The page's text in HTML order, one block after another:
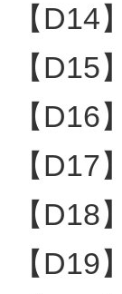
【
【D15
【
【D17
【D18
【